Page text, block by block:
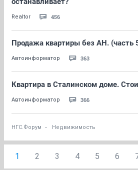
Realtor 456
Продажа квартиры без АН. (часть
Автоинформатор 363
Квартира в Сталинском доме.
Автоинформатор 366
НГС.Форум Недвижимость
1 2 3 4 5 6